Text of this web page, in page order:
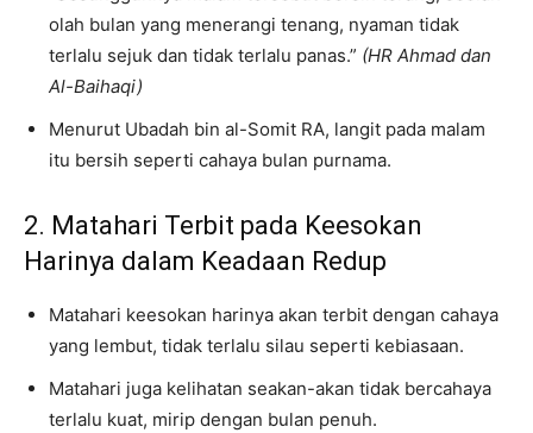
olah bulan yang menerangi tenang, nyaman tidak
terlalu sejuk dan tidak terlalu panas.” (HR Ahmad dan
Al-Baihaqi)
Menurut Ubadah bin al-Somit RA, langit pada malam
itu bersih seperti cahaya bulan purnama.
2. Matahari Terbit pada Keesokan
Harinya dalam Keadaan Redup
Matahari keesokan harinya akan terbit dengan cahaya
yang lembut, tidak terlalu silau seperti kebiasaan.
Matahari juga kelihatan seakan-akan tidak bercahaya
terlalu kuat, mirip dengan bulan penuh.